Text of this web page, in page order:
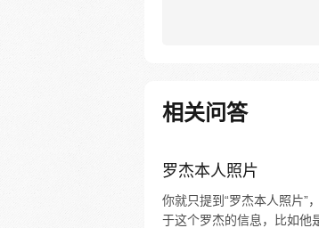
相关问答
罗杰本人照片
你就只提到“罗杰本人照片”
于这个罗杰的信息，比如他